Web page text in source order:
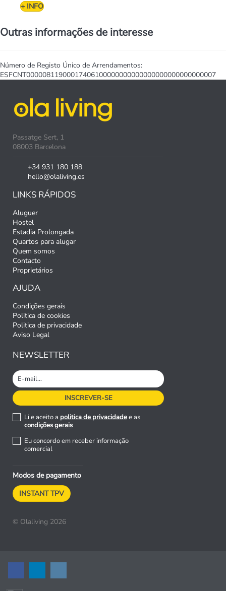
+ INFO
Outras informações de interesse
Número de Registo Único de Arrendamentos:
ESFCNT00000811900017406100000000000000000000000000007
Passatge Sert, 1
08003 Barcelona
+34 931 180 188
hello@olaliving.es
LINKS RÁPIDOS
Aluguer
Hostel
Estadia Prolongada
Quartos para alugar
Quem somos
Contacto
Proprietários
AJUDA
Condições gerais
Politica de cookies
Politica de privacidade
Aviso Legal
NEWSLETTER
Li e aceito a politica de privacidadee as
condições gerais
Eu concordo em receber informação
comercial
Modos de pagamento
INSTANT TPV
© Olaliving 2026